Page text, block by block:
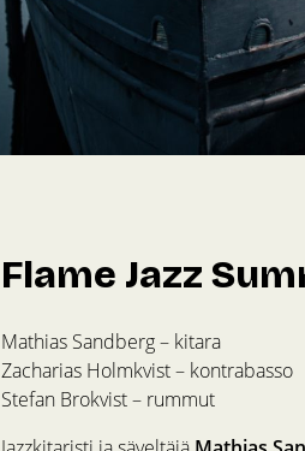
Flame Jazz
Mathias Sandberg – kitara
Zacharias Holmkvist – kontrabasso
Stefan Brokvist – rummut